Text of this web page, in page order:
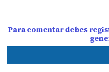
Para comentar debes